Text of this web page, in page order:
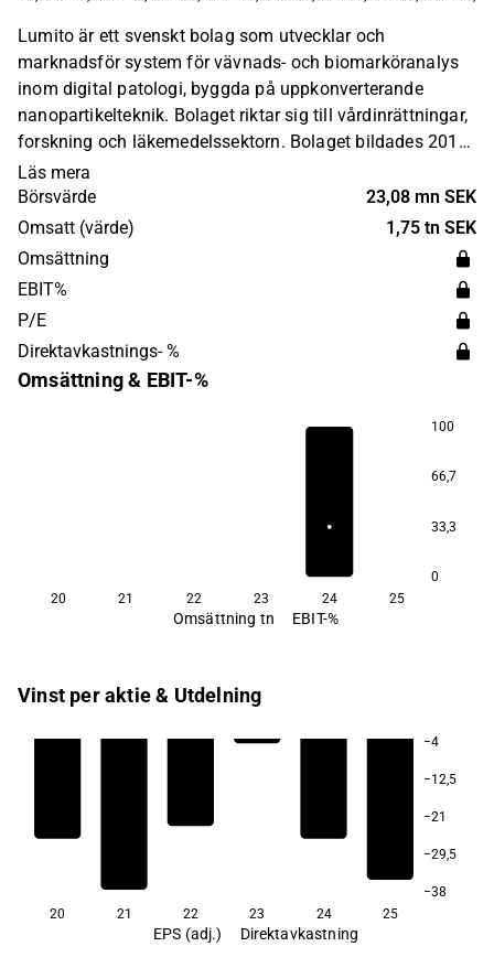
Lumito är ett svenskt bolag som utvecklar och
marknadsför system för vävnads- och biomarköranalys
inom digital patologi, byggda på uppkonverterande
nanopartikelteknik. Bolaget riktar sig till vårdinrättningar,
forskning och läkemedelssektorn. Bolaget bildades 2010
som en spinoff från en forskargrupp vid Lunds
universitets avdelning för atomfysik och lasercentrum.
Lumito har sitt huvudkontor i Lund.
Läs mera
Börsvärde
23,08 mn SEK
Omsatt (värde)
1,75 tn SEK
Omsättning
EBIT%
P/E
Direktavkastnings- %
Omsättning & EBIT-%
100
66,7
33,3
0
20
21 22 23 24 25
Omsättning tn EBIT-%
Vinst per aktie & Utdelning
−4
−12,5
−21
−29,5
−38
20
21 22 23 24 25
EPS (adj.) Direktavkastning